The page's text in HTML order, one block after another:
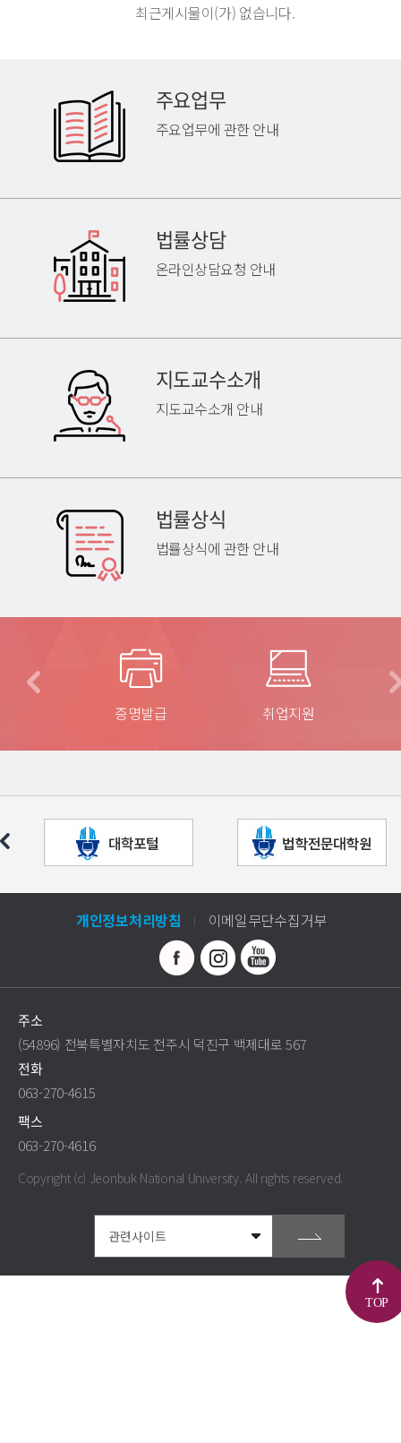
최근게시물이(가) 없습니다.
주요업무
주요업무에 관한 안내
법률상담
온라인상담요청 안내
지도교수소개
지도교수소개 안내
법률상식
법률상식에 관한 안내
증명발급 취업지원
개인정보처리방침 이메일무단수집거부
주소
(54896) 전북특별자치도 전주시 덕진구 백제대로 567
전화
063-270-4615
팩스
063-270-4616
Copyright (c) Jeonbuk National University.All rights reserved.
TOP